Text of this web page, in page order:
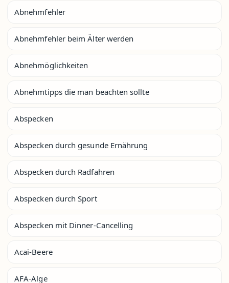
Abnehmfehler
Abnehmfehler beim Älter werden
Abnehmöglichkeiten
Abnehmtipps die man beachten sollte
Abspecken
Abspecken durch gesunde Ernährung
Abspecken durch Radfahren
Abspecken durch Sport
Abspecken mit Dinner-Cancelling
Acai-Beere
AFA-Alge